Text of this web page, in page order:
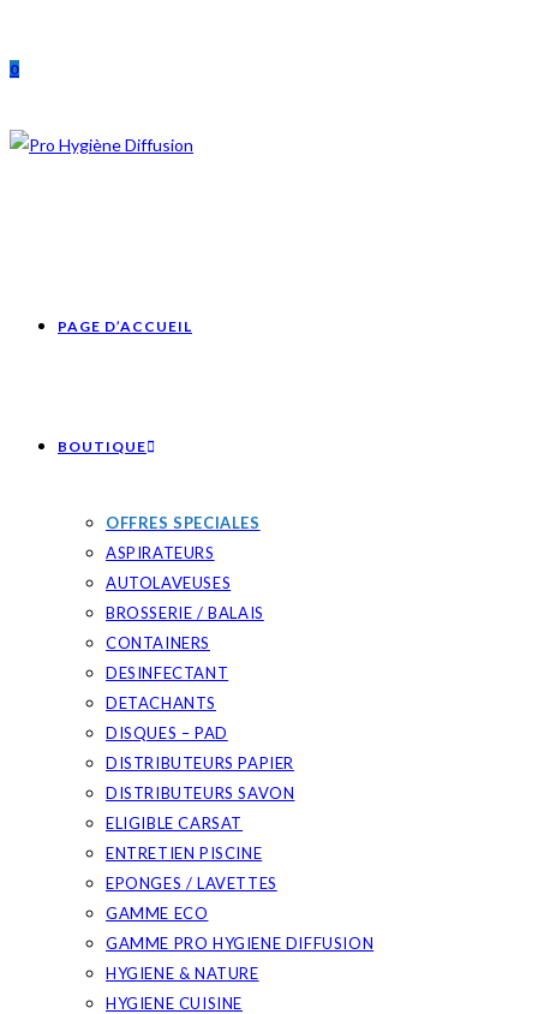
content
0
PAGE D’ACCUEIL
BOUTIQUE
OFFRES SPECIALES
ASPIRATEURS
AUTOLAVEUSES
BROSSERIE / BALAIS
CONTAINERS
DESINFECTANT
DETACHANTS
DISQUES – PAD
DISTRIBUTEURS PAPIER
DISTRIBUTEURS SAVON
ELIGIBLE CARSAT
ENTRETIEN PISCINE
EPONGES / LAVETTES
GAMME ECO
GAMME PRO HYGIENE DIFFUSION
HYGIENE & NATURE
HYGIENE CUISINE